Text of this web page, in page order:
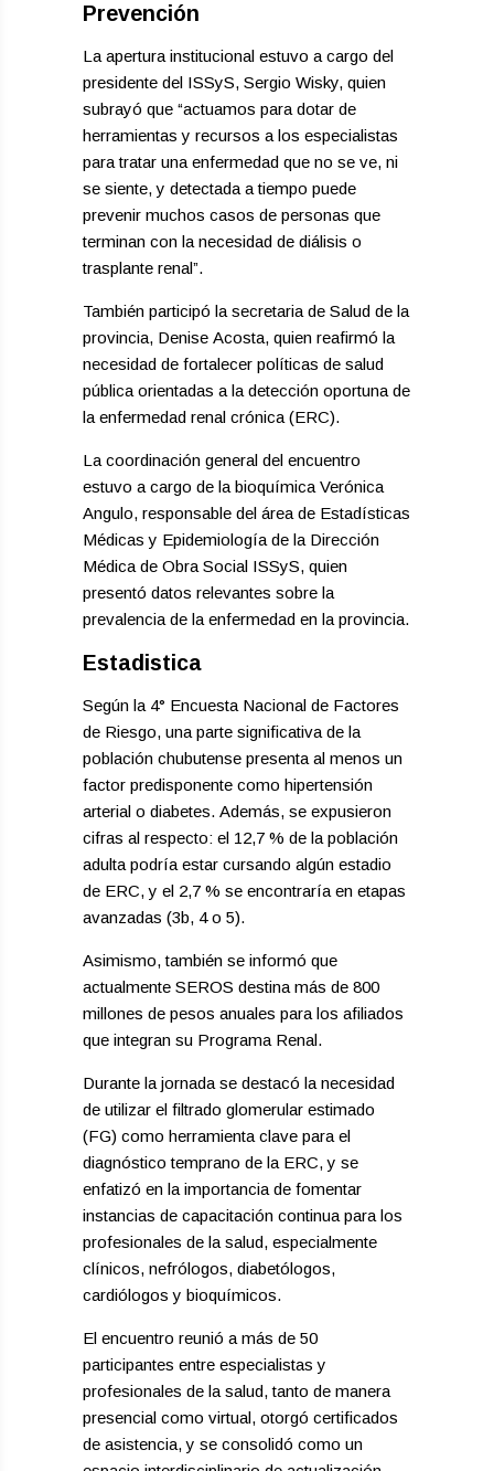
Prevención
La apertura institucional estuvo a cargo del
presidente del ISSyS, Sergio Wisky, quien
subrayó que “actuamos para dotar de
herramientas y recursos a los especialistas
para tratar una enfermedad que no se ve, ni
se siente, y detectada a tiempo puede
prevenir muchos casos de personas que
terminan con la necesidad de diálisis o
trasplante renal”.
También participó la secretaria de Salud de la
provincia, Denise Acosta, quien reafirmó la
necesidad de fortalecer políticas de salud
pública orientadas a la detección oportuna de
la enfermedad renal crónica (ERC).
La coordinación general del encuentro
estuvo a cargo de la bioquímica Verónica
Angulo, responsable del área de Estadísticas
Médicas y Epidemiología de la Dirección
Médica de Obra Social ISSyS, quien
presentó datos relevantes sobre la
prevalencia de la enfermedad en la provincia.
Estadistica
Según la 4° Encuesta Nacional de Factores
de Riesgo, una parte significativa de la
población chubutense presenta al menos un
factor predisponente como hipertensión
arterial o diabetes. Además, se expusieron
cifras al respecto: el 12,7 % de la población
adulta podría estar cursando algún estadio
de ERC, y el 2,7 % se encontraría en etapas
avanzadas (3b, 4 o 5).
Asimismo, también se informó que
actualmente SEROS destina más de 800
millones de pesos anuales para los afiliados
que integran su Programa Renal.
Durante la jornada se destacó la necesidad
de utilizar el filtrado glomerular estimado
(FG) como herramienta clave para el
diagnóstico temprano de la ERC, y se
enfatizó en la importancia de fomentar
instancias de capacitación continua para los
profesionales de la salud, especialmente
clínicos, nefrólogos, diabetólogos,
cardiólogos y bioquímicos.
El encuentro reunió a más de 50
participantes entre especialistas y
profesionales de la salud, tanto de manera
presencial como virtual, otorgó certificados
de asistencia, y se consolidó como un